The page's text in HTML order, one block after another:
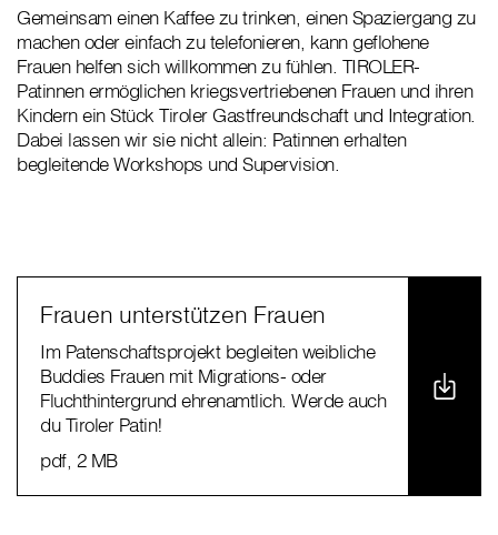
Gemeinsam einen Kaffee zu trinken, einen Spaziergang zu
machen oder einfach zu telefonieren, kann geflohene
Frauen helfen sich willkommen zu fühlen. TIROLER-
Patinnen ermöglichen kriegsvertriebenen Frauen und ihren
Kindern ein Stück Tiroler Gastfreundschaft und Integration.
Dabei lassen wir sie nicht allein: Patinnen erhalten
begleitende Workshops und Supervision.
Frauen unterstützen Frauen
Im Patenschaftsprojekt begleiten weibliche
Buddies Frauen mit Migrations- oder
Fluchthintergrund ehrenamtlich. Werde auch
du Tiroler Patin!
pdf, 2 MB